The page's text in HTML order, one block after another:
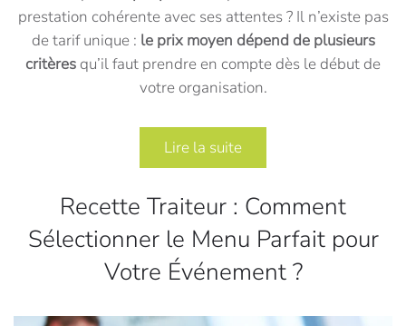
prestation cohérente avec ses attentes ? Il n’existe pas
de tarif unique : le prix moyen dépend de plusieurs
critères qu’il faut prendre en compte dès le début de
votre organisation.
Lire la suite
Recette Traiteur : Comment
Sélectionner le Menu Parfait pour
Votre Événement ?